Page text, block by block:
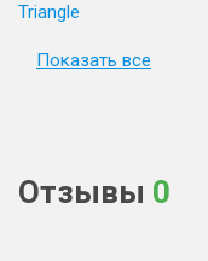
Triangle
Показать все
Отзывы 0